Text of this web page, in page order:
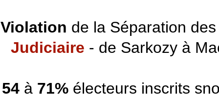
Violation de la Séparation
Judiciaire - de Sarkozy à
54à 71%électeurs inscrits